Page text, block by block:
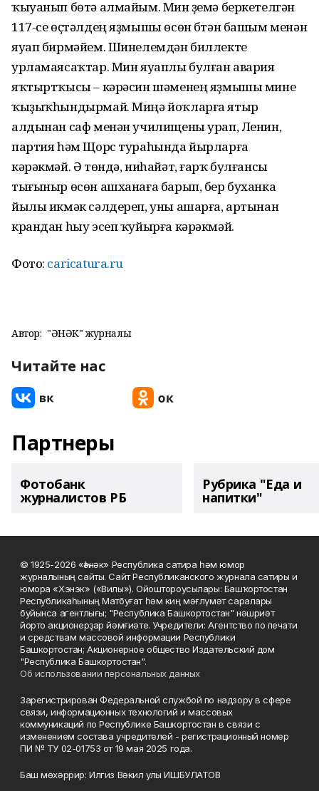
ҡыуанып бөтә алмайым. Мин үҙемә беркетелгән
117-се өҫтәлдең яҙмышы өсөн бүтән башым менән
яуап бирмәйем. Шинелемдән биллекте
урламаясаҡтар. Мин яуаплы булған авария
яҡтыртҡысы – кәрәсин шәменең яҙмышы мине
ҡыҙыҡһындырмай. Миңә йоҡларға ятыр
алдынан саф менән училищены урап, Ленин,
партия һәм Щорс тураһында йырларға
кәрәкмәй. Ә төндә, ниһайәт, ғарҡ булғансы
тығыныр өсөн ашханаға барып, бер буханка
йылы икмәк сәлдереп, уны ашарға, артынан
крандан һыу эсеп ҡуйырға кәрәкмәй.
Фото: caricatura.ru
Автор: "ҺӘНӘК" журналы
Читайте нас
Партнеры
Фотобанк
журналистов РБ
Рубрика "Еда и
напитки"
© 1925-2026 «Һәнәк» Республика сатира һәм юмор
журналының сайты. Сайт Республиканского журнала сатиры и
юмора «Хэнэк» («Вилы»). Ойоштороусылары: Башҡортостан
Республикаһының Матбуғат һәм киң мәғлүмәт саралары
буйынса агентлығы; "Республика Башкортостан" нәшриәт
йорто акционерҙар йәмғиәте. Учредители: Агентство по печати
и средствам массовой информации Республики
Башкортостан; Акционерное общество Издательский дом
"Республика Башкортостан".
Об использовании персональных данных
Зарегистрирован Федеральной службой по надзору в сфере
связи, информационных технологий и массовых
коммуникаций по Республике Башкортостан в связи с
изменением состава учредителей - регистрационный номер
ПИ № ТУ 02-01753 от 19 мая 2025 года.
Баш мөхәррир: Илгиз Вәкил улы ИШБУЛАТОВ